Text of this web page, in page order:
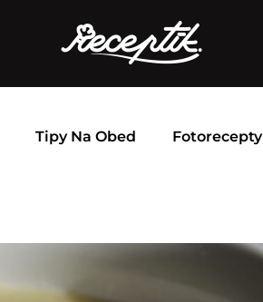
Tipy Na Obed Fotorecepty